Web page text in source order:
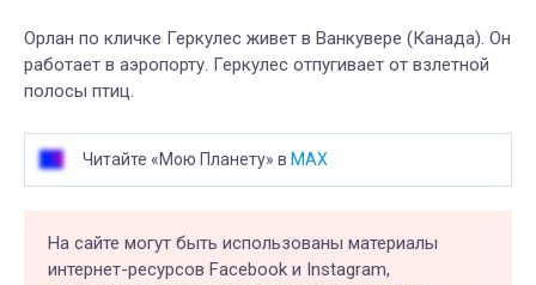
Орлан по кличке Геркулес живет в Ванкувере (Канада). Он
работает в аэропорту. Геркулес отпугивает от взлетной
полосы птиц.
Читайте «Мою Планету» в MAX
На сайте могут быть использованы материалы
интернет-ресурсов Facebook и Instagram,